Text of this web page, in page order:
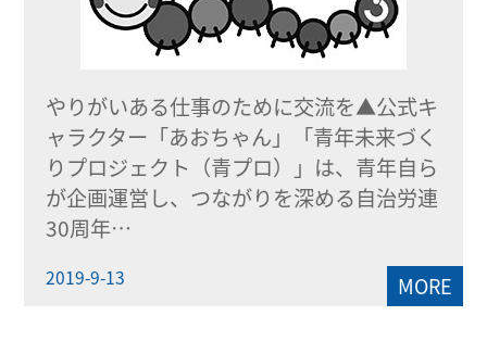
やりがいある仕事のために交流を▲公式キ
ャラクター「あおちゃん」「青年未来づく
りプロジェクト（青プロ）」は、青年自ら
が企画運営し、つながりを深める自治労連
30周年…
2019-9-13 MORE